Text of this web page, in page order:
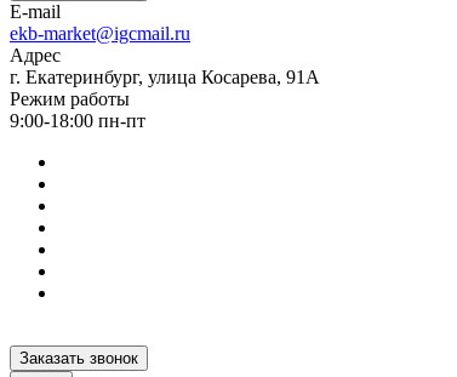
E-mail
ekb-market@igcmail.ru
Адрес
г. Екатеринбург, улица Косарева, 91А
Режим работы
9:00-18:00 пн-пт
Заказать звонок